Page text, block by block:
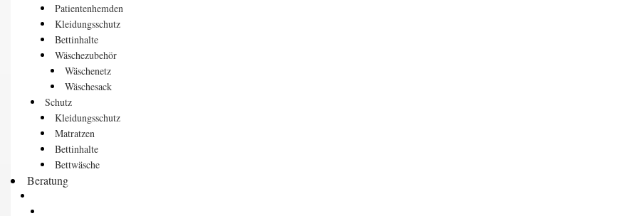
Patientenhemden
Kleidungsschutz
Bettinhalte
Wäschezubehör
Wäschenetz
Wäschesack
Schutz
Kleidungsschutz
Matratzen
Bettinhalte
Bettwäsche
Beratung